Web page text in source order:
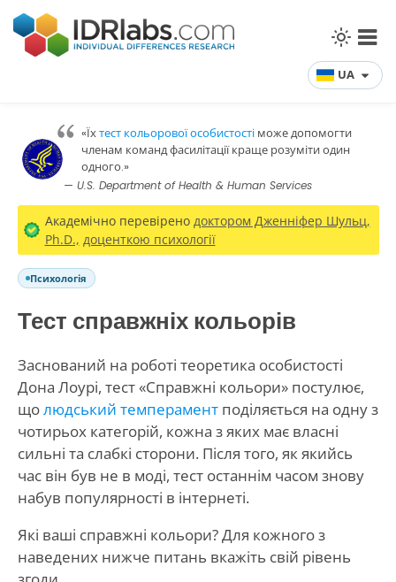
UA
«Їхтест кольорової особистостіможе допомогти
членам команд фасилітації краще розуміти один
одного.»
— U.S. Department of Health & Human Services
Академічно перевірено доктором Дженніфер Шульц,
Ph.D., доценткою психології
Психологія
Тест справжніх кольорів
Заснований на роботі теоретика особистості
Дона Лоурі, тест «Справжні кольори» постулює,
щолюдський темпераментподіляється на одну з
чотирьох категорій, кожна з яких має власні
сильні та слабкі сторони. Після того, як якийсь
час він був не в моді, тест останнім часом знову
набув популярності в інтернеті.
Які ваші справжні кольори? Для кожного з
наведених нижче питань вкажіть свій рівень